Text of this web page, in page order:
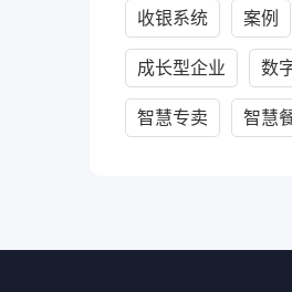
收银系统 案例
成长型企业 数
智慧专卖 智慧